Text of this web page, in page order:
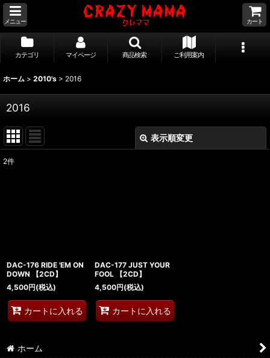
メニュー カート
カテゴリ マイページ 商品検索 ご利用案内
ホーム > 2010's > 2016
2016
表示順変更
2件
DAC-176 RIDE 'EM ON
DOWN 【2CD】
4,500円(税込)
カートに入れる
DAC-177 JUST YOUR
FOOL 【2CD】
4,500円(税込)
カートに入れる
ホーム